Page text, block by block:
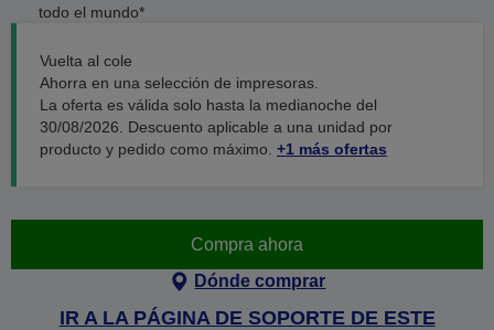
todo el mundo*
Vuelta al cole
Ahorra en una selección de impresoras.
La oferta es válida solo hasta la medianoche del
30/08/2026. Descuento aplicable a una unidad por
producto y pedido como máximo. +1 más ofertas
Compra ahora
Dónde comprar
IR A LA PÁGINA DE SOPORTE DE ESTE